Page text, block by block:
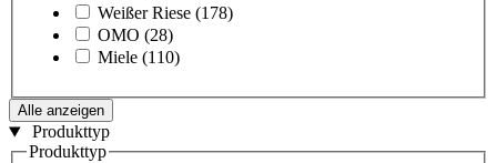
Weißer Riese (178)
OMO (28)
Miele (110)
Alle anzeigen
Produkttyp
Produkttyp